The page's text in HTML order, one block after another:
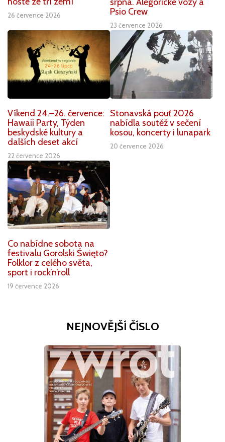
26 července 2026
Psio Crew
23 července 2026
Víkend 24.–26. července:
Hawaii Party, Týden
beskydské kultury a
dalších deset akcí
22 července 2026
Stonavská pouť 2026
nabídla soutěž v sečení
kosou, koncerty i lunapark
20 července 2026
Co nabídne sobota na
festivalu Gorolski Święto?
Folklor z celého světa,
sport i rock’n’roll
19 července 2026
NEJNOVĚJŠÍ ČÍSLO